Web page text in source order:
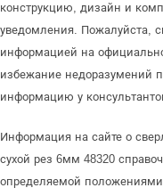
конструкцию, дизайн и
уведомления. Пожалуйста,
информацией на
избежание недоразумений
информацию у
Информация на сайте о
сухой рез 6мм 48320
определяемой положениями